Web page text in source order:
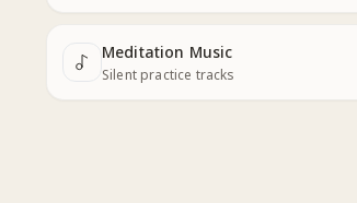
Meditation Music
Silent practice tracks
Next